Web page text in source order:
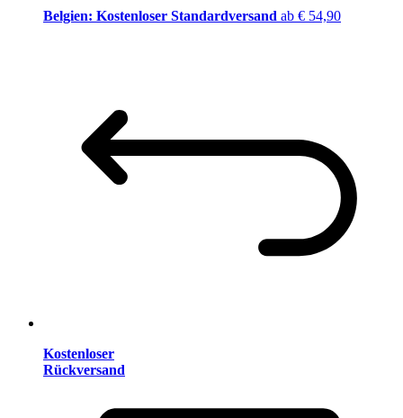
Belgien: Kostenloser Standardversand ab € 54,90
Kostenloser
Rückversand